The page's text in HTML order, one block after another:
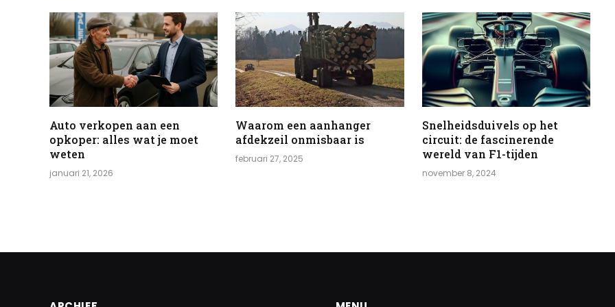
Auto verkopen aan een
opkoper: alles wat je moet
weten
januari 21, 2026
Waarom een aanhanger
afdekzeil onmisbaar is
februari 27, 2025
Snelheidsduivels op het
circuit: de fascinerende
wereld van F1-tijden
november 8, 2024